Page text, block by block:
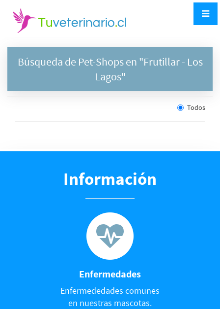
Búsqueda de Pet-Shops en "Frutillar- Los
Lagos"
Todos
Información
Enfermedades
Enfermededades comunes
en nuestras mascotas.